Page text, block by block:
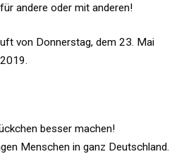
andere oder mit anderen!
von Donnerstag, dem 23. Mai
besser machen!
Menschen in ganz Deutschland.